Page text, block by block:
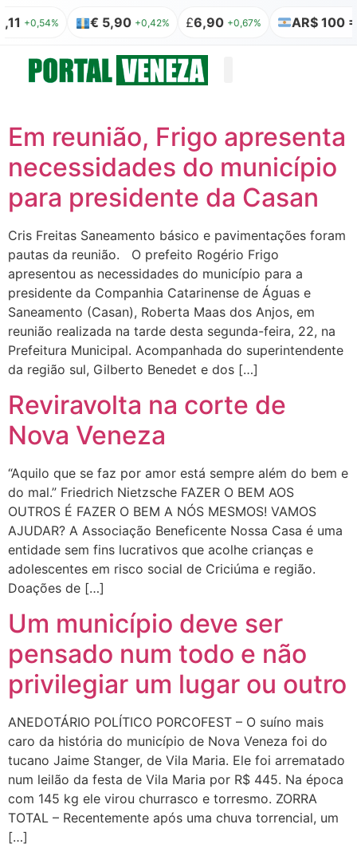
+0,54% € 5,90 +0,42% 6,90 +0,67% AR$ 100 =
Em reunião, Frigo apresenta
necessidades do município
para presidente da Casan
Cris Freitas Saneamento básico e pavimentações foram
pautas da reunião. O prefeito Rogério Frigo
apresentou as necessidades do município para a
presidente da Companhia Catarinense de Águas e
Saneamento (Casan), Roberta Maas dos Anjos, em
reunião realizada na tarde desta segunda-feira, 22, na
Prefeitura Municipal. Acompanhada do superintendente
da região sul, Gilberto Benedet e dos […]
Reviravolta na corte de
Nova Veneza
“Aquilo que se faz por amor está sempre além do bem e
do mal.” Friedrich Nietzsche FAZER O BEM AOS
OUTROS É FAZER O BEM A NÓS MESMOS! VAMOS
AJUDAR? A Associação Beneficente Nossa Casa é uma
entidade sem fins lucrativos que acolhe crianças e
adolescentes em risco social de Criciúma e região.
Doações de […]
Um município deve ser
pensado num todo e não
privilegiar um lugar ou outro
ANEDOTÁRIO POLÍTICO PORCOFEST – O suíno mais
caro da história do município de Nova Veneza foi do
tucano Jaime Stanger, de Vila Maria. Ele foi arrematado
num leilão da festa de Vila Maria por R$ 445. Na época
com 145 kg ele virou churrasco e torresmo. ZORRA
TOTAL – Recentemente após uma chuva torrencial, um
[…]